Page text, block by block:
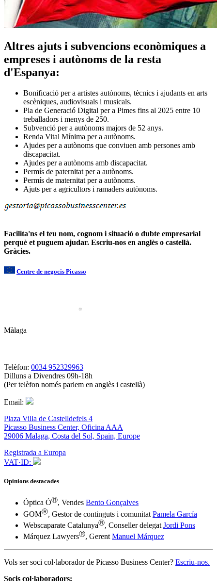
Altres ajuts i subvencions econòmiques a
empreses i autònoms de la resta
d'Espanya:
Bonificació per a artistes autònoms, tècnics i ajudants en arts
escèniques, audiovisuals i musicals.
Pla de Generació Digital per a Pimes fins al 2025 entre 10
treballadors i menys de 250.
Subvenció per a autònoms majors de 52 anys.
Renda Vital Mínima per a autònoms.
Ajudes per a autònoms que conviuen amb persones amb
discapacitat.
Ajudes per a autònoms amb discapacitat.
Permís de paternitat per a autònoms.
Permís de maternitat per a autònoms.
Ajuts per a agricultors i ramaders autònoms.
Facilita'ns el teu nom, cognom i situació o dubte empresarial
perquè et puguem ajudar. Escriu-nos en anglès o castellà.
Gràcies.
Centre de negocis Picasso
Màlaga
Telèfon: 0034 952329963
Dilluns a Divendres 09h-18h
(Per telèfon només parlem en anglès i castellà)
Email:
Plaza Villa de Castelldefels 4
Picasso Business Center, Oficina AAA
29006 Malaga, Costa del Sol, Spain, Europe
Registrada a Europa
VAT·ID:
Opinions destacades
Óptica ÓⓇ, Vendes Bento Gonçalves
GOMⓇ, Gestor de continguts i comunitat Pamela García
Webscaparate CatalunyaⓇ, Conseller delegat Jordi Pons
Márquez LawyersⓇ, GerentManuel Márquez
Vols ser soci col·laborador de Picasso Business Center? Escriu-nos.
Socis col·laboradors: